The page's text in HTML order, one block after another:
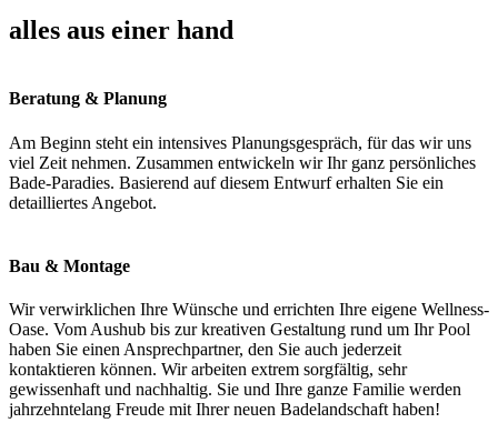
alles aus einer hand
Beratung & Planung
Am Beginn steht ein intensives Planungsgespräch, für das wir uns
viel Zeit nehmen. Zusammen entwickeln wir Ihr ganz persönliches
Bade-Paradies. Basierend auf diesem Entwurf erhalten Sie ein
detailliertes Angebot.
Bau & Montage
Wir verwirklichen Ihre Wünsche und errichten Ihre eigene Wellness-
Oase. Vom Aushub bis zur kreativen Gestaltung rund um Ihr Pool
haben Sie einen Ansprechpartner, den Sie auch jederzeit
kontaktieren können. Wir arbeiten extrem sorgfältig, sehr
gewissenhaft und nachhaltig. Sie und Ihre ganze Familie werden
jahrzehntelang Freude mit Ihrer neuen Badelandschaft haben!